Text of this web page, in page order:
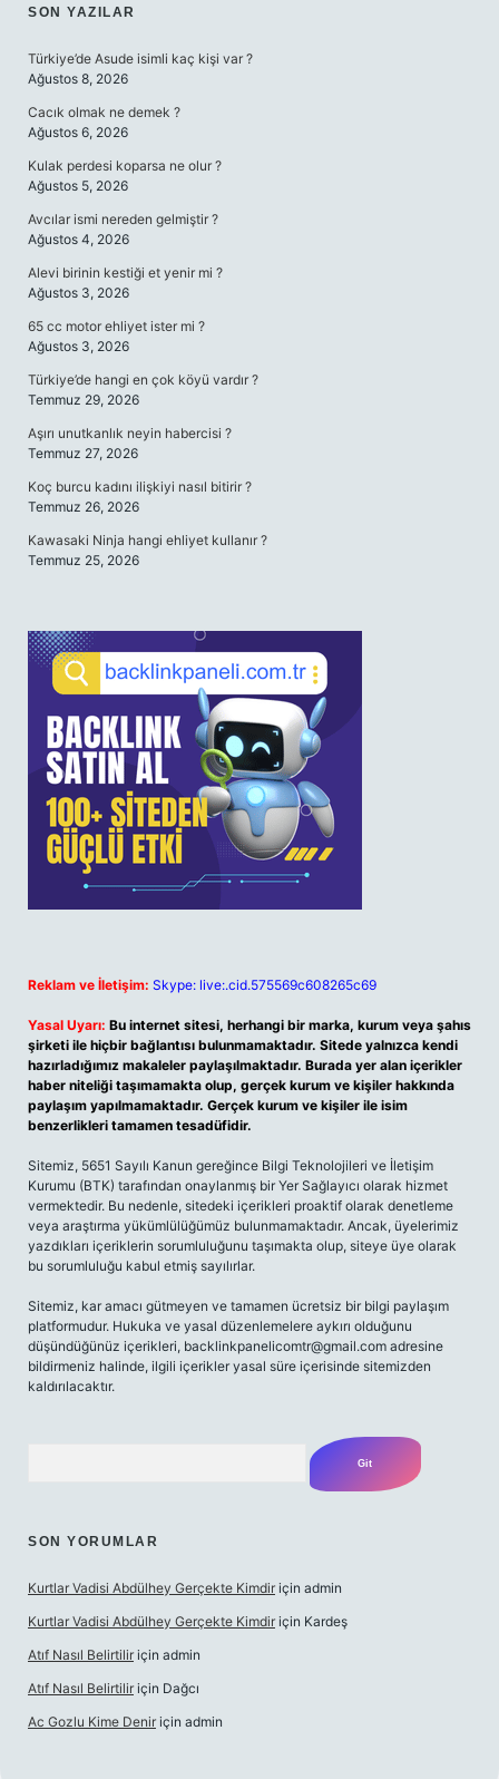
SIDEBAR
SON YAZILAR
Türkiye’de Asude isimli kaç kişi var ?
Ağustos 8, 2026
Cacık olmak ne demek ?
Ağustos 6, 2026
Kulak perdesi koparsa ne olur ?
Ağustos 5, 2026
Avcılar ismi nereden gelmiştir ?
Ağustos 4, 2026
Alevi birinin kestiği et yenir mi ?
Ağustos 3, 2026
65 cc motor ehliyet ister mi ?
Ağustos 3, 2026
Türkiye’de hangi en çok köyü vardır ?
Temmuz 29, 2026
Aşırı unutkanlık neyin habercisi ?
Temmuz 27, 2026
Koç burcu kadını ilişkiyi nasıl bitirir ?
Temmuz 26, 2026
Kawasaki Ninja hangi ehliyet kullanır ?
Temmuz 25, 2026
Reklam ve İletişim: Skype: live:.cid.575569c608265c69
Yasal Uyarı: Bu internet sitesi, herhangi bir marka, kurum veya şahıs
şirketi ile hiçbir bağlantısı bulunmamaktadır. Sitede yalnızca kendi
hazırladığımız makaleler paylaşılmaktadır. Burada yer alan içerikler
haber niteliği taşımamakta olup, gerçek kurum ve kişiler hakkında
paylaşım yapılmamaktadır. Gerçek kurum ve kişiler ile isim
benzerlikleri tamamen tesadüfidir.
Sitemiz, 5651 Sayılı Kanun gereğince Bilgi Teknolojileri ve İletişim
Kurumu (BTK) tarafından onaylanmış bir Yer Sağlayıcı olarak hizmet
vermektedir. Bu nedenle, sitedeki içerikleri proaktif olarak denetleme
veya araştırma yükümlülüğümüz bulunmamaktadır. Ancak, üyelerimiz
yazdıkları içeriklerin sorumluluğunu taşımakta olup, siteye üye olarak
bu sorumluluğu kabul etmiş sayılırlar.
Sitemiz, kar amacı gütmeyen ve tamamen ücretsiz bir bilgi paylaşım
platformudur. Hukuka ve yasal düzenlemelere aykırı olduğunu
düşündüğünüz içerikleri, backlinkpanelicomtr@gmail.com adresine
bildirmeniz halinde, ilgili içerikler yasal süre içerisinde sitemizden
kaldırılacaktır.
SON YORUMLAR
Kurtlar Vadisi Abdülhey Gerçekte Kimdir için admin
Kurtlar Vadisi Abdülhey Gerçekte Kimdir için Kardeş
Atıf Nasıl Belirtilir için admin
Atıf Nasıl Belirtilir için Dağcı
Ac Gozlu Kime Denir için admin